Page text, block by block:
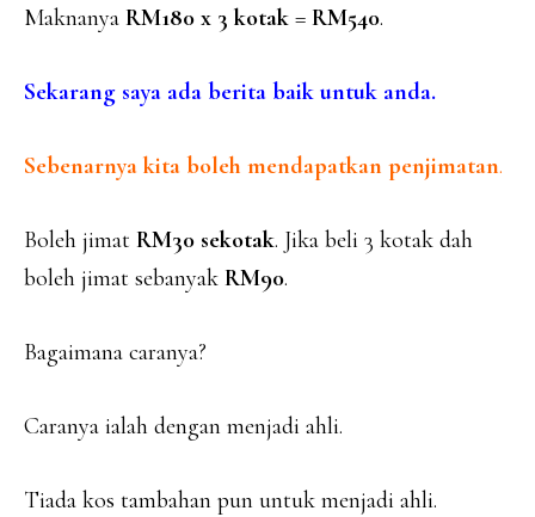
Maknanya RM180 x 3 kotak = RM540.
Sekarang saya ada berita baik untuk anda.
Sebenarnya kita boleh mendapatkan penjimatan.
Boleh jimat RM30 sekotak. Jika beli 3 kotak dah
boleh jimat sebanyak RM90.
Bagaimana caranya?
Caranya ialah dengan menjadi ahli.
Tiada kos tambahan pun untuk menjadi ahli.